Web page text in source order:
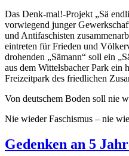
Das Denk-mal!-Projekt „Sä
vorwiegend junger
und Antifaschisten
eintreten für Frieden und
drohenden „Sämann“ soll ein
aus dem Wittelsbacher Park ein
Freizeitpark des friedlichen
Von deutschem Boden soll nie
Nie wieder Faschismus – nie
Gedenken an 5